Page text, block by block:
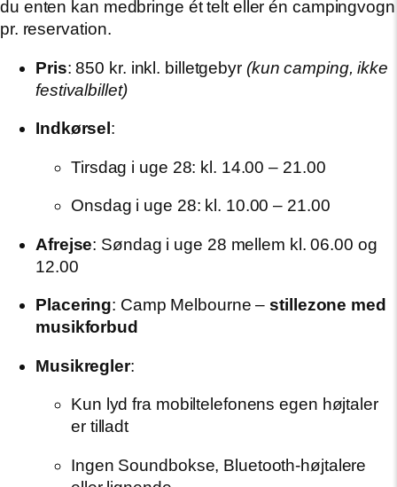
du enten kan medbringe ét telt eller én campingvogn
pr. reservation.
Pris: 850 kr. inkl. billetgebyr (kun camping, ikke
festivalbillet)
Indkørsel :
Tirsdag i uge 28: kl. 14.00 – 21.00
Onsdag i uge 28: kl. 10.00 – 21.00
Afrejse: Søndag i uge 28 mellem kl. 06.00 og
12.00
Placering: Camp Melbourne –stillezone med
musikforbud
Musikregler:
Kun lyd fra mobiltelefonens egen højtaler
er tilladt
Ingen Soundbokse, Bluetooth-højtalere